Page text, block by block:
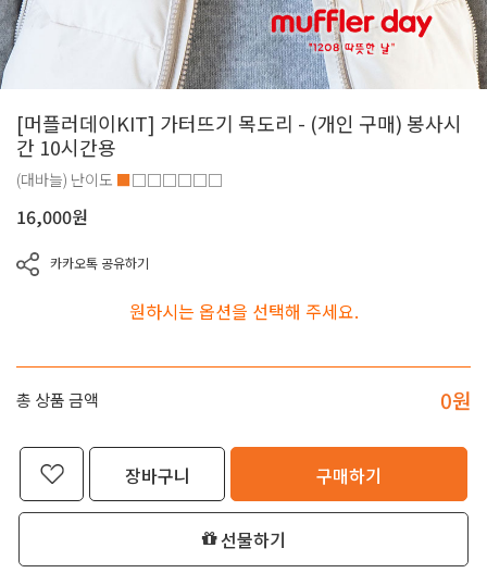
[머플러데이KIT] 가터뜨기 목도리 - (개인 구매) 봉사시
간 10시간용
(대바늘) 난이도 ■□□□□□□
16,000원
카카오톡 공유하기
원하시는 옵션을 선택해 주세요.
총 상품 금액 0원
장바구니 구매하기
선물하기